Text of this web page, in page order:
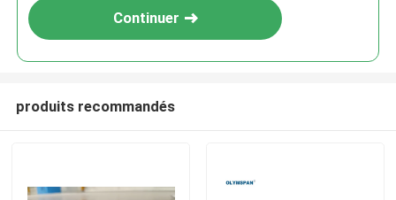
Continuer
produits recommandés